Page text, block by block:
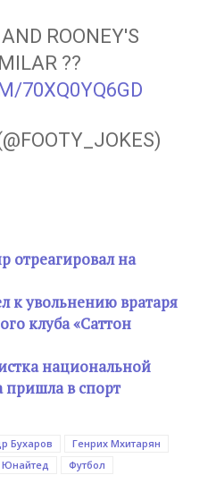
ROONEY'S
??
70XQ0YQ6GD
отреагировал на
к увольнению вратаря
клуба «Саттон
национальной
пришла в спорт
Бухаров
Генрих Мхитарян
Юнайтед Футбол